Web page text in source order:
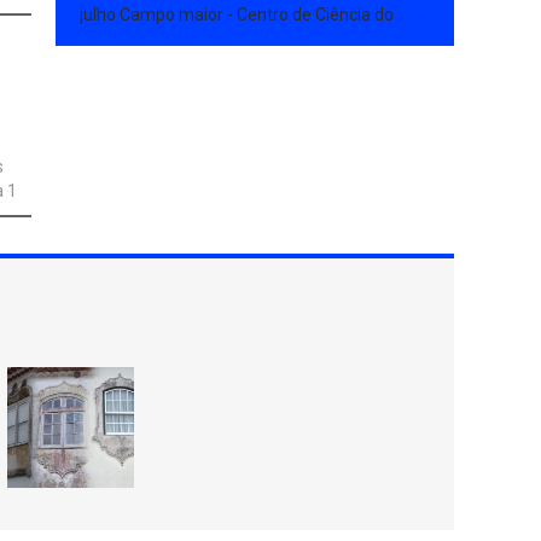
-
1
julho Campo maior - Centro de Ciência do